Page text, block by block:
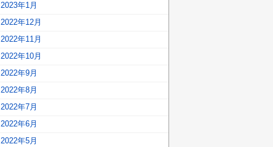
2023年1月
2022年12月
2022年11月
2022年10月
2022年9月
2022年8月
2022年7月
2022年6月
2022年5月